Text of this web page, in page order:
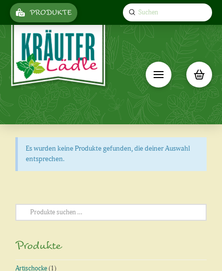
PRODUKTE Search
Submit
Es wurden keine Produkte gefunden, die deiner Auswahl
entsprechen.
Suchen
nach:
Produkte
Artischocke (1)